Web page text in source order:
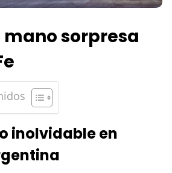
mano sorpresa
inolvidable en